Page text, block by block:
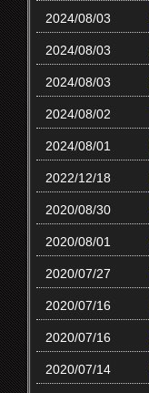
2024/08/03
2024/08/03
2024/08/03
2024/08/02
2024/08/01
2022/12/18
2020/08/30
2020/08/01
2020/07/27
2020/07/16
2020/07/16
2020/07/14